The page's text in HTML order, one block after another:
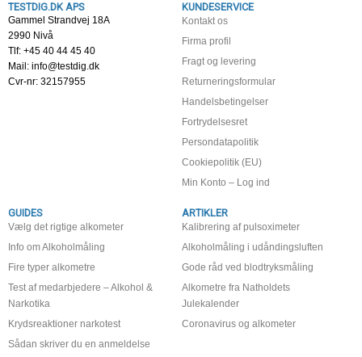
TESTDIG.DK APS
Gammel Strandvej 18A
2990 Nivå
Tlf: +45 40 44 45 40
Mail: info@testdig.dk
Cvr-nr: 32157955
KUNDESERVICE
Kontakt os
Firma profil
Fragt og levering
Returneringsformular
Handelsbetingelser
Fortrydelsesret
Persondatapolitik
Cookiepolitik (EU)
Min Konto – Log ind
GUIDES
Vælg det rigtige alkometer
Info om Alkoholmåling
Fire typer alkometre
Test af medarbjedere – Alkohol &
Narkotika
Krydsreaktioner narkotest
Sådan skriver du en anmeldelse
ARTIKLER
Kalibrering af pulsoximeter
Alkoholmåling i udåndingsluften
Gode råd ved blodtryksmåling
Alkometre fra Natholdets
Julekalender
Coronavirus og alkometer